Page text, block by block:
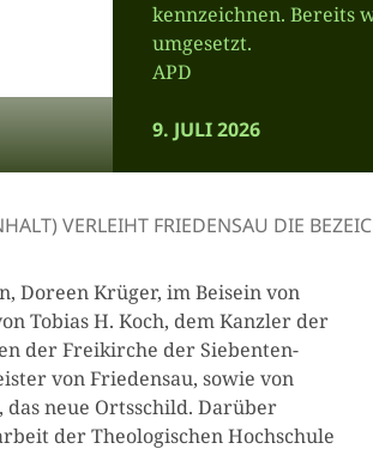
kennzeichnen. Bereits
umgesetzt.
APD
9. JULI 2026
VERLEIHT FRIEDENSAU DIE
Doreen Krüger, im Beisein von
Tobias H. Koch, dem Kanzler der
der Freikirche der Siebenten-
von Friedensau, sowie von
neue Ortsschild. Darüber
der Theologischen Hochschule